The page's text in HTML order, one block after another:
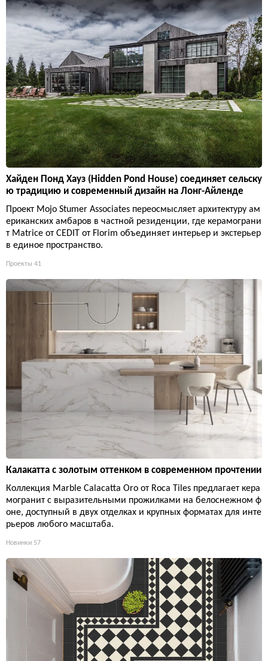
Хайден Понд Хауз (Hidden Pond House) соединяет сельску
ю традицию и современный дизайн на Лонг-Айленде
Проект Mojo Stumer Associates переосмысляет архитектуру ам
ериканских амбаров в частной резиденции, где керамограни
т Matrice от CEDIT от Florim объединяет интерьер и экстерьер
в единое пространство.
Проекты 41
Калакатта с золотым оттенком в современном прочтении
Коллекция Marble Calacatta Oro от Roca Tiles предлагает кера
могранит с выразительными прожилками на белоснежном ф
оне, доступный в двух отделках и крупных форматах для инте
рьеров любого масштаба.
Новинки 57